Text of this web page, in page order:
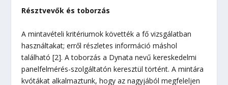
Résztvevők és toborzás
A mintavételi kritériumok követték a fő vizsgálatban
használtakat; erről részletes információ máshol
található [2]. A toborzás a Dynata nevű kereskedelmi
panelfelmérés-szolgáltatón keresztül történt. A mintára
kvótákat alkalmaztunk, hogy az nagyjából megfeleljen